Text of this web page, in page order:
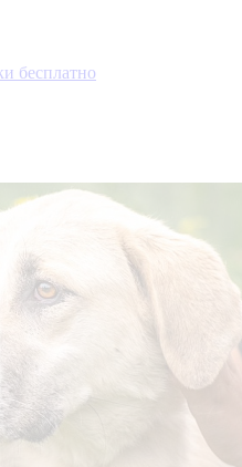
бесплатно